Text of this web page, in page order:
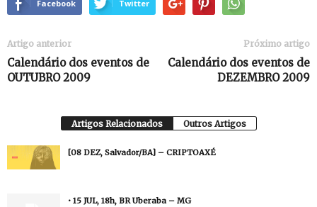
Facebook Twitter
Artigo anterior
Calendário dos eventos de
OUTUBRO 2009
Próximo artigo
Calendário dos eventos de
DEZEMBRO 2009
Artigos Relacionados Outros Artigos
[08 DEZ, Salvador/BA] – CRIPTOAXÉ
• 15 JUL, 18h, BR Uberaba – MG